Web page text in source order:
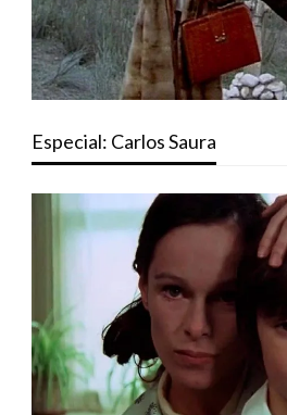
Especial: Carlos Saura